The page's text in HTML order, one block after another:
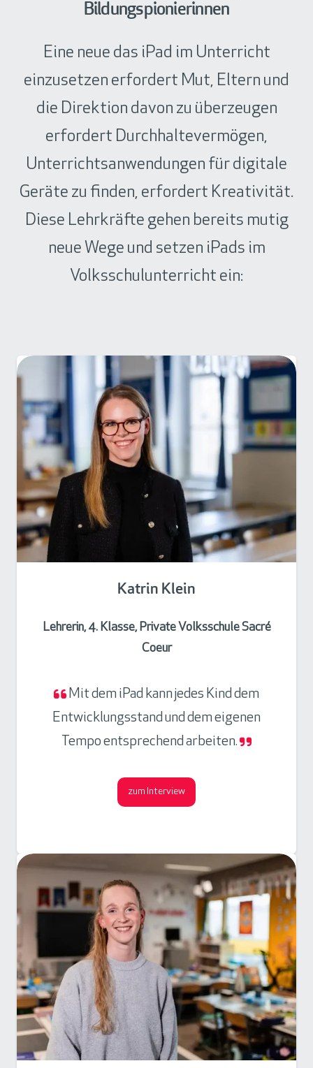
Bildungspionierinnen
Eine neue das iPad im Unterricht
einzusetzen erfordert Mut, Eltern und
die Direktion davon zu überzeugen
erfordert Durchhaltevermögen,
Unterrichtsanwendungen für digitale
Geräte zu finden, erfordert Kreativität.
Diese Lehrkräfte gehen bereits mutig
neue Wege und setzen iPads im
Volksschulunterricht ein:
Katrin Klein
Lehrerin, 4. Klasse, Private Volksschule Sacré
Coeur
Mit dem iPad kann jedes Kind dem
Entwicklungsstand und dem eigenen
Tempo entsprechend arbeiten.
zum Interview